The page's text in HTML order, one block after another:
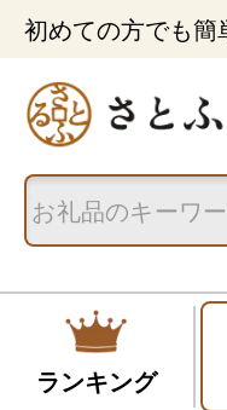
初めての方でも簡
ランキング